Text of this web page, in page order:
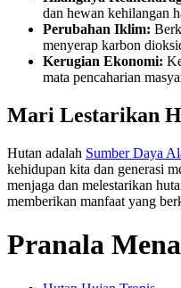
dan hewan kehilangan
Perubahan Iklim:
menyerap karbon
Kerugian Ekonomi:
mata pencaharian
Mari Lestarikan
Hutan adalah Sumber Daya
kehidupan kita dan generasi
menjaga dan melestarikan
memberikan manfaat yang
Pranala